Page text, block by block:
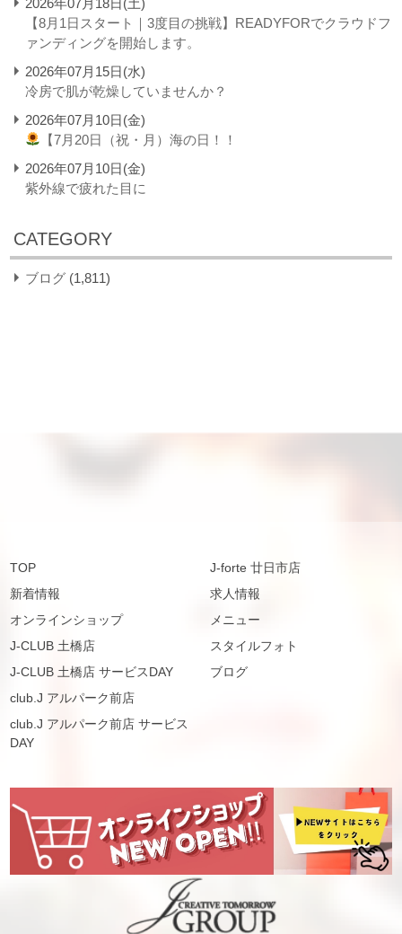
【8月1日スタート｜3度目の挑戦】READYFORでクラウドフ
ァンディングを開始します。
2026年07月15日(水)
冷房で肌が乾燥していませんか？
2026年07月10日(金)
【7月20日（祝・月）海の日！！
2026年07月10日(金)
紫外線で疲れた目に
CATEGORY
ブログ (1,811)
TOP
新着情報
オンラインショップ
J-CLUB 土橋店
J-CLUB 土橋店 サービスDAY
club.J アルパーク前店
club.J アルパーク前店 サービス
DAY
J-forte 廿日市店
求人情報
メニュー
スタイルフォト
ブログ